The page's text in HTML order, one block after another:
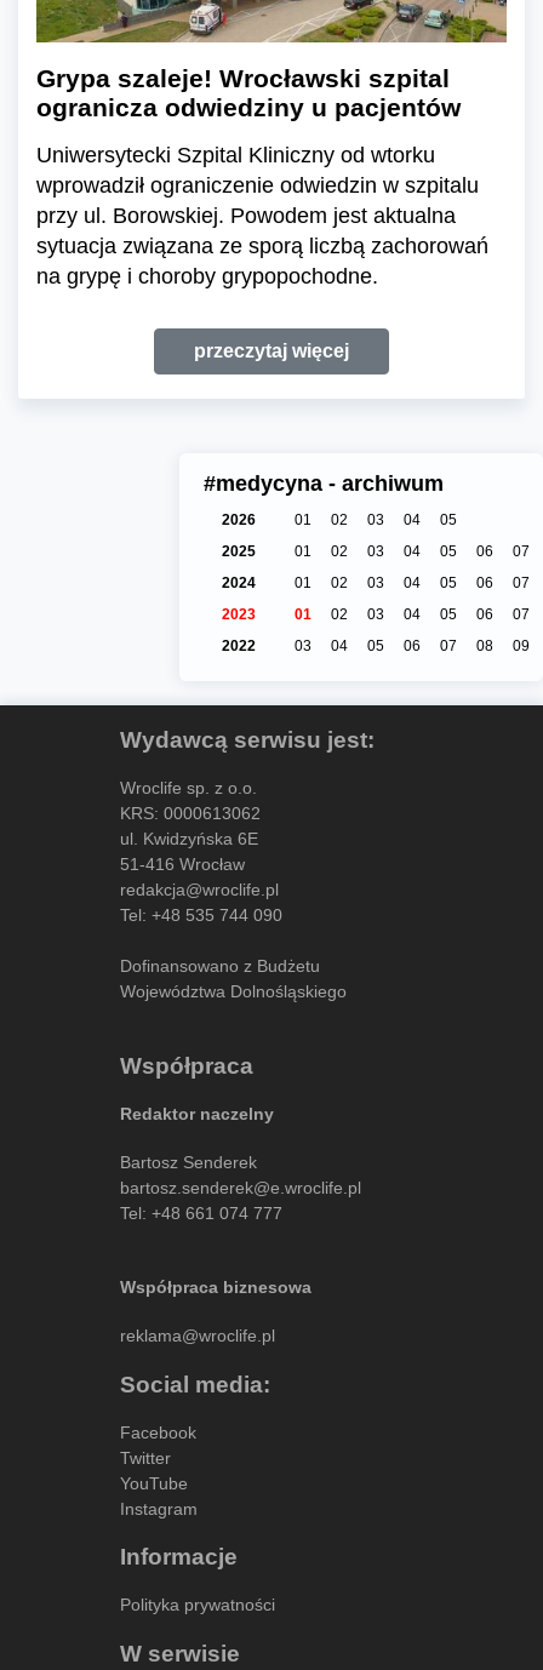
Grypa szaleje! Wrocławski szpital
ogranicza odwiedziny u pacjentów
Uniwersytecki Szpital Kliniczny od wtorku
wprowadził ograniczenie odwiedzin w szpitalu
przy ul. Borowskiej. Powodem jest aktualna
sytuacja związana ze sporą liczbą zachorowań
na grypę i choroby grypopochodne.
przeczytaj więcej
#medycyna - archiwum
2026 01 02 03 04
05
2025
01 02 03 04 05 06
07
2024
01 02 03 04 05 06
07
2023
01 02 03 04 05 06
07
2022
03 04 05 06 07 08 09
Wydawcą serwisu jest:
Wroclife sp. z o.o.
KRS: 0000613062
ul. Kwidzyńska 6E
51-416 Wrocław
redakcja@wroclife.pl
Tel: +48 535 744 090
Dofinansowano z Budżetu
Województwa Dolnośląskiego
Współpraca
Redaktor naczelny
Bartosz Senderek
bartosz.senderek@e.wroclife.pl
Tel: +48 661 074 777
Współpraca biznesowa
reklama@wroclife.pl
Social media:
Facebook
Twitter
YouTube
Instagram
Informacje
Polityka prywatności
W serwisie